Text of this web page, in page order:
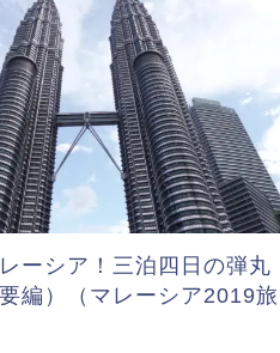
ーシア！三泊四日の弾丸
編）（マレーシア2019旅